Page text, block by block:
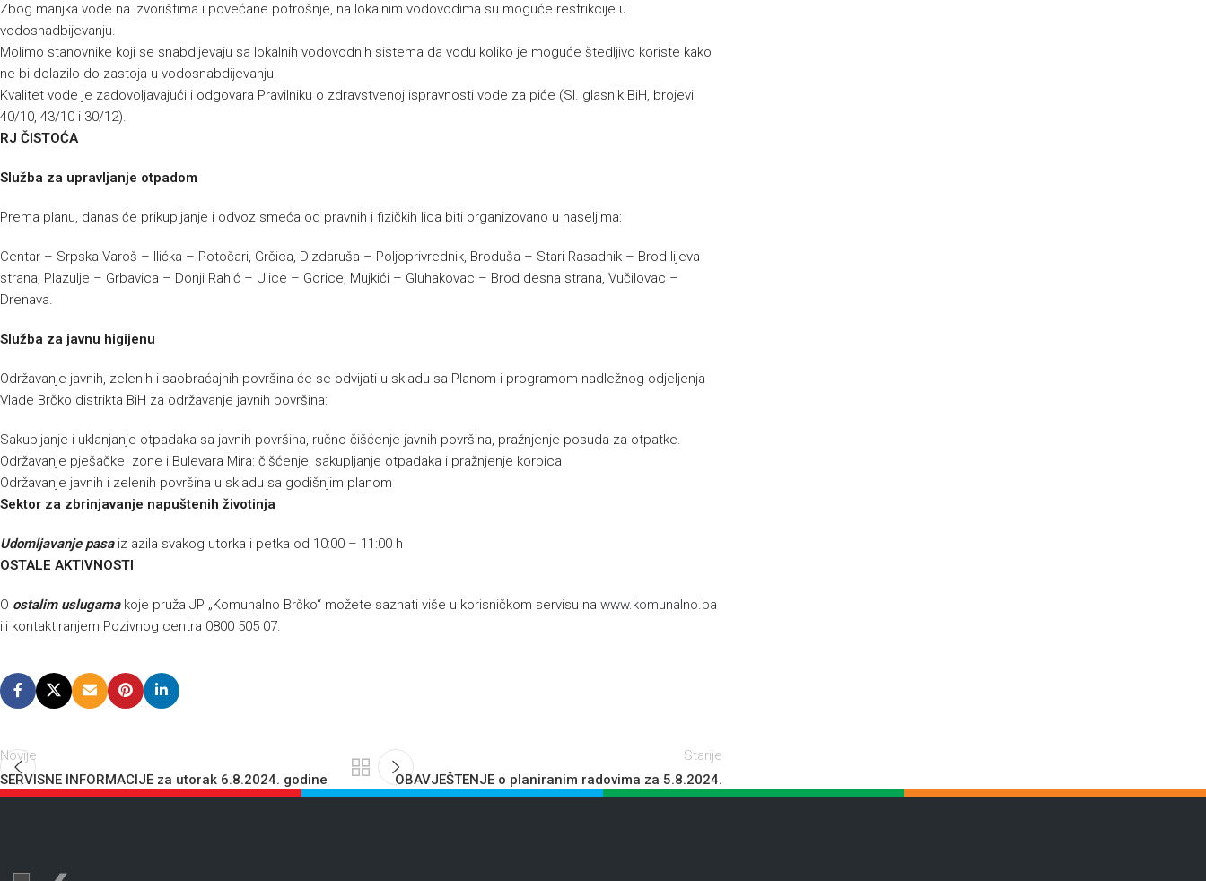
Zbog manjka vode na izvorištima i povećane potrošnje, na lokalnim vodovodima su moguće restrikcije u
vodosnadbijevanju.
Molimo stanovnike koji se snabdijevaju sa lokalnih vodovodnih sistema da vodu koliko je moguće štedljivo koriste kako
ne bi dolazilo do zastoja u vodosnabdijevanju.
Kvalitet vode je zadovoljavajući i odgovara Pravilniku o zdravstvenoj ispravnosti vode za piće (Sl. glasnik BiH, brojevi:
40/10, 43/10 i 30/12).
RJ ČISTOĆA
Služba za upravljanje otpadom
Prema planu, danas će prikupljanje i odvoz smeća od pravnih i fizičkih lica biti organizovano u naseljima:
Centar – Srpska Varoš – Ilićka – Potočari, Grčica, Dizdaruša – Poljoprivrednik, Broduša – Stari Rasadnik – Brod lijeva
strana, Plazulje – Grbavica – Donji Rahić – Ulice – Gorice, Mujkići – Gluhakovac – Brod desna strana, Vučilovac –
Drenava.
Služba za javnu higijenu
Održavanje javnih, zelenih i saobraćajnih površina će se odvijati u skladu sa Planom i programom nadležnog odjeljenja
Vlade Brčko distrikta BiH za održavanje javnih površina:
Sakupljanje i uklanjanje otpadaka sa javnih površina, ručno čišćenje javnih površina, pražnjenje posuda za otpatke.
Održavanje pješačke zone i Bulevara Mira: čišćenje, sakupljanje otpadaka i pražnjenje korpica
Održavanje javnih i zelenih površina u skladu sa godišnjim planom
Sektor za zbrinjavanje napuštenih životinja
Udomljavanje pasaiz azila svakog utorka i petka od 10:00 – 11:00 h
OSTALE AKTIVNOSTI
O ostalim uslugamakoje pruža JP „Komunalno Brčko“ možete saznati više u korisničkom servisu na www.komunalno.ba
ili kontaktiranjem Pozivnog centra 0800 505 07.
Novije
SERVISNE INFORMACIJE za utorak 6.8.2024. godine
Starije
OBAVJEŠTENJE o planiranim radovima za 5.8.2024.